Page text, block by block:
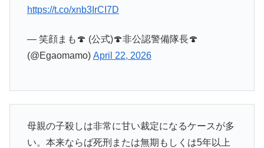
https://t.co/xnb3IrCI7D
— 笑顔まも🍄 ︎︎︎︎︎︎(公式)🍄非公認警備隊長🍄
(@Egaomamo) April 22, 2026
母親の子殺しは非常に甘い裁定になるケースが多
い。本来ならば死刑または無期もしくは5年以上